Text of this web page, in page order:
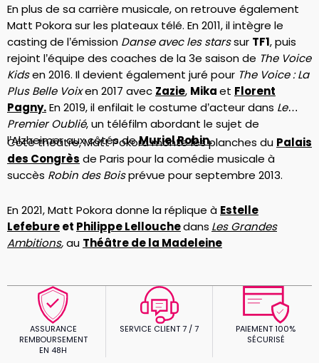
En plus de sa carrière musicale, on retrouve également
Matt Pokora sur les plateaux télé. En 2011, il intègre le
casting de l’émission Danse avec les starssur TF1, puis
rejoint l’équipe des coaches de la 3e saison de The Voice
Kidsen 2016. Il devient également juré pour The Voice : La
Plus Belle Voixen 2017 avec Zazie, Mikaet Florent
Pagny.En 2019, il enfilait le costume d’acteur dans Le
Premier Oublié, un téléfilm abordant le sujet de
l’Alzheimer aux côtés deMuriel Robin.
Côté théâtre, Matt Pokora monte les planches du Palais
des Congrès de Paris pour la comédie musicale à
succès Robin des Boisprévue pour septembre 2013.
En 2021, Matt Pokora donne la réplique à Estelle
Lefebureet Philippe Lellouchedans Les Grandes
Ambitions,au Théâtre de la Madeleine
ASSURANCE
REMBOURSEMENT
EN 48H
SERVICE CLIENT 7 / 7
PAIEMENT 100%
SÉCURISÉ